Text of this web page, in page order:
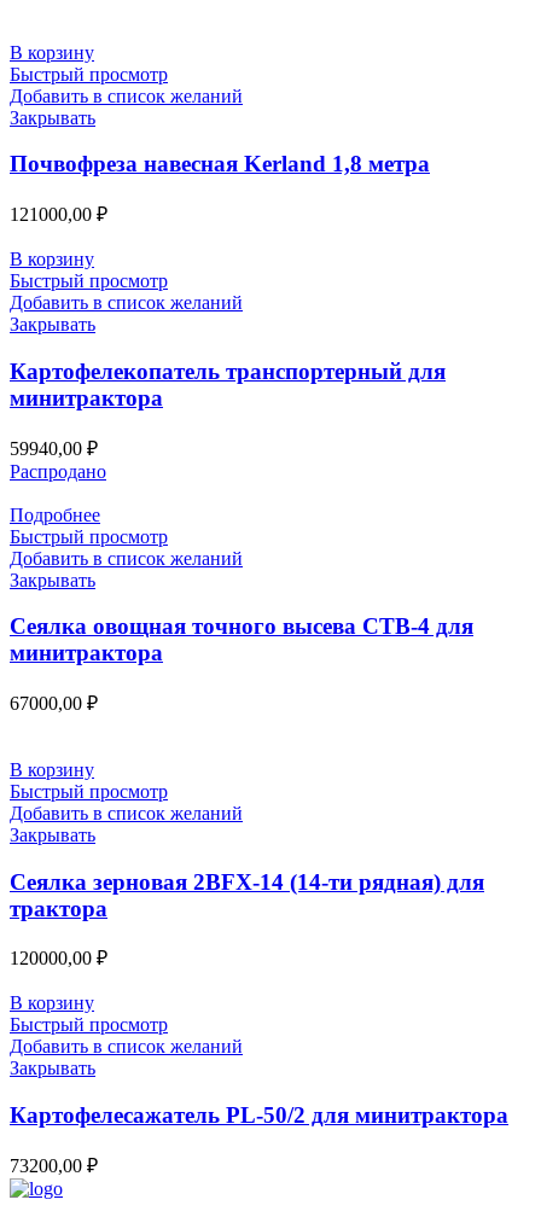
В корзину
Быстрый просмотр
Добавить в список желаний
Закрывать
Почвофреза навесная Kerland 1,8 метра
121000,00 ₽
В корзину
Быстрый просмотр
Добавить в список желаний
Закрывать
Картофелекопатель транспортерный для
минитрактора
59940,00 ₽
Распродано
Подробнее
Быстрый просмотр
Добавить в список желаний
Закрывать
Сеялка овощная точного высева СТВ-4 для
минитрактора
67000,00 ₽
В корзину
Быстрый просмотр
Добавить в список желаний
Закрывать
Сеялка зерновая 2BFX-14 (14-ти рядная) для
трактора
120000,00 ₽
В корзину
Быстрый просмотр
Добавить в список желаний
Закрывать
Картофелесажатель PL-50/2 для минитрактора
73200,00 ₽